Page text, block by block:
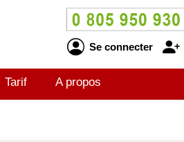
Se connecter
Tarif A propos